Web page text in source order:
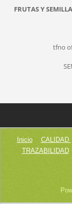
FRUTAS Y
tfno
Inicio CALIDAD
TRAZABILIDAD